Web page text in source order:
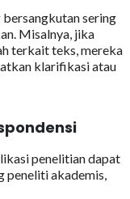
sering
Misalnya, jika
terkait teks, mereka
klarifikasi atau
penelitian dapat
peneliti akademis,